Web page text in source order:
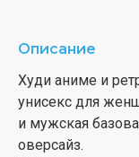
Описание
Худи аниме и
унисекс для
и мужская
оверсайз.